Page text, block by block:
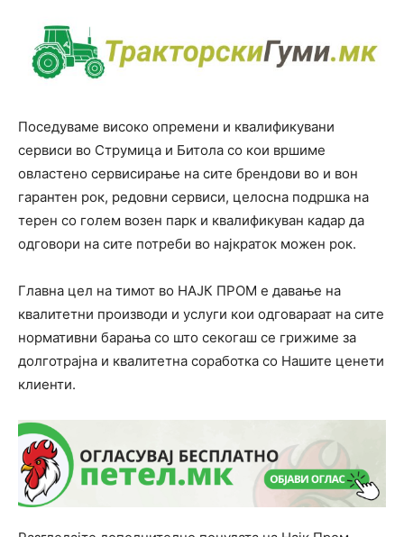
Поседуваме високо опремени и квалификувани
сервиси во Струмица и Битола со кои вршиме
овластено сервисирање на сите брендови во и вон
гарантен рок, редовни сервиси, целосна подршка на
терен со голем возен парк и квалификуван кадар да
одговори на сите потреби во најкраток можен рок.
Главна цел на тимот во НАЈК ПРОМ е давање на
квалитетни производи и услуги кои одговараат на сите
нормативни барања со што секогаш се грижиме за
долготрајна и квалитетна соработка со Нашите ценети
клиенти.